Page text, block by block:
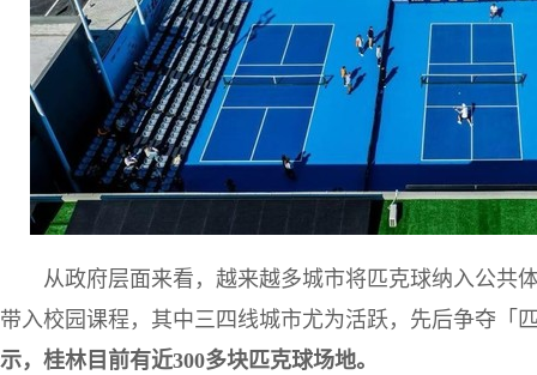
从政府层面来看，越来越多城市将匹克球纳入公共
带入校园课程，其中三四线城市尤为活跃，先后争夺「
示，桂林目前有近300多块匹克球场地。